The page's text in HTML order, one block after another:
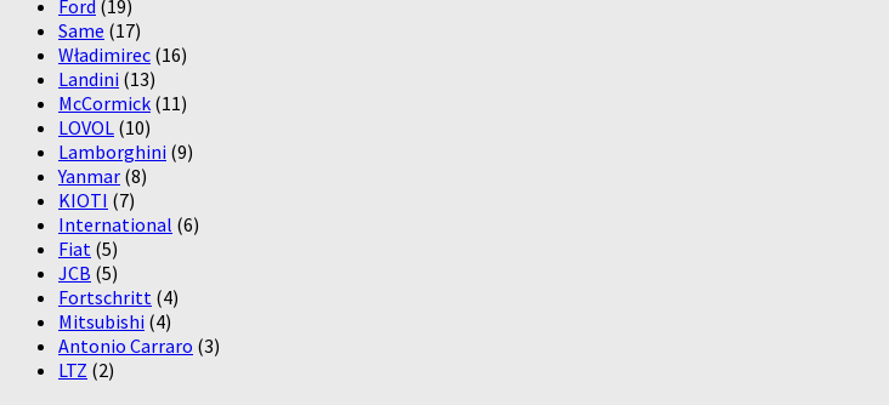
Ford (19)
Same (17)
Władimirec (16)
Landini (13)
McCormick (11)
LOVOL (10)
Lamborghini (9)
Yanmar (8)
KIOTI (7)
International (6)
Fiat (5)
JCB (5)
Fortschritt (4)
Mitsubishi (4)
Antonio Carraro (3)
LTZ (2)